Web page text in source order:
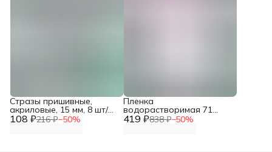
108 ₽216 ₽−50%
Стразы пришивные,
акриловые, 15 мм, 8 шт/
упак (круглые), 419 ₽838 ₽−50%
Пленка
водорастворимая 71
см*1 м для стабилизации